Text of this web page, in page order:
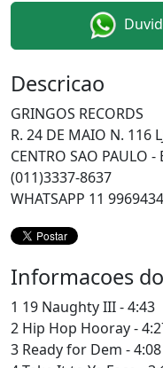
Descricao
GRINGOS RECORDS
R. 24 DE MAIO N. 116
CENTRO SAO PAULO -
(011)3337-8637
WHATSAPP 11
Informacoes
1 19 Naughty III - 4:43
2 Hip Hop Hooray -
3 Ready for Dem - 4:08